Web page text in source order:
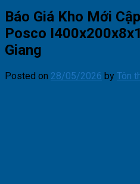
Báo Giá Kho Mới
Posco
Giang
Posted on 28/05/2026 by Tôn